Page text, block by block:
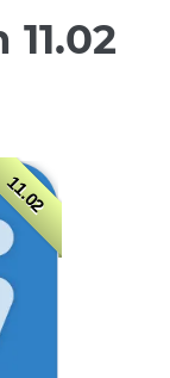
11.02